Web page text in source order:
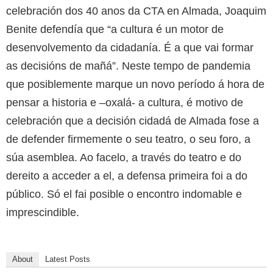
celebración dos 40 anos da CTA en Almada, Joaquim
Benite defendía que “a cultura é un motor de
desenvolvemento da cidadanía. É a que vai formar
as decisións de mañá”. Neste tempo de pandemia
que posiblemente marque un novo período á hora de
pensar a historia e –oxalá- a cultura, é motivo de
celebración que a decisión cidadá de Almada fose a
de defender firmemente o seu teatro, o seu foro, a
súa asemblea. Ao facelo, a través do teatro e do
dereito a acceder a el, a defensa primeira foi a do
público. Só el fai posible o encontro indomable e
imprescindible.
About Latest Posts